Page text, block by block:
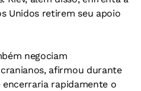
Unidos retirem seu apoio
negociam
afirmou durante
rapidamente o